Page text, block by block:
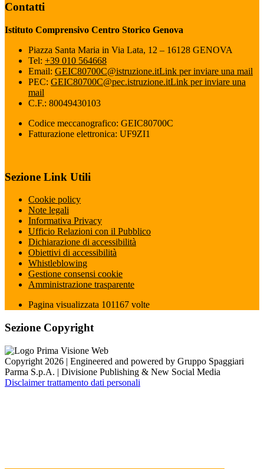
Contatti
Istituto Comprensivo Centro Storico Genova
Piazza Santa Maria in Via Lata, 12 – 16128 GENOVA
Tel: +39 010 564668
Email: GEIC80700C@istruzione.itLink per inviare una mail
PEC: GEIC80700C@pec.istruzione.itLink per inviare una
mail
C.F.: 80049430103
Codice meccanografico: GEIC80700C
Fatturazione elettronica: UF9ZI1
Sezione Link Utili
Cookie policy
Note legali
Informativa Privacy
Ufficio Relazioni con il Pubblico
Dichiarazione di accessibilità
Obiettivi di accessibilità
Whistleblowing
Gestione consensi cookie
Amministrazione trasparente
Pagina visualizzata 101167 volte
Sezione Copyright
Copyright 2026 | Engineered and powered by Gruppo Spaggiari
Parma S.p.A. | Divisione Publishing & New Social Media
Disclaimer trattamento dati personali